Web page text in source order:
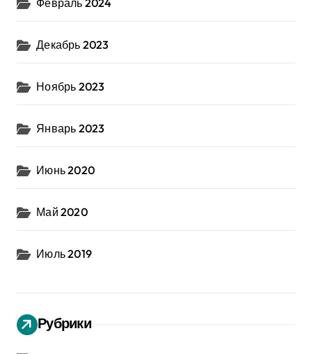
Февраль 2024
Декабрь 2023
Ноябрь 2023
Январь 2023
Июнь 2020
Май 2020
Июль 2019
Рубрики